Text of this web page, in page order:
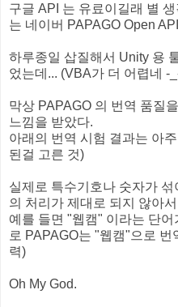
구글 API 는 유료이길래 별
는 네이버 PAPAGO Open
하루종일 삽질해서 Unity 용
었는데... (VBA가 더 어렵네 -
막상 PAPAGO 의 번역 품질
느낌을 받았다.
아래의 번역 시험 결과는 아
된걸 고른 것)
실제로 특수기호나 숫자가
의 처리가 제대로 되지 않아
예를 들면 "웹캠" 이라는 단
로 PAPAGO는 "웹캠"으로
력)
Oh My God.